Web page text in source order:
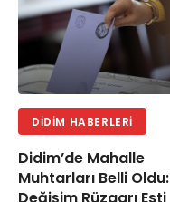
DIDIM HABERLERI
Didim’de Mahalle
Muhtarları Belli Oldu:
Değişim Rüzgarı Esti